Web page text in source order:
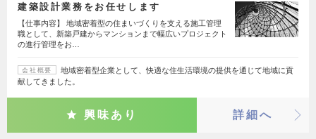
建築設計業務をお任せします
【仕事内容】 地域密着型の住まいづくりを支える施工管理
職として、新築戸建からマンションまで幅広いプロジェクト
の進行管理をお…
会社概要
地域密着型企業として、快適な住生活環境の提供を通じて地域に貢
献してきました。
興味あり 詳細へ